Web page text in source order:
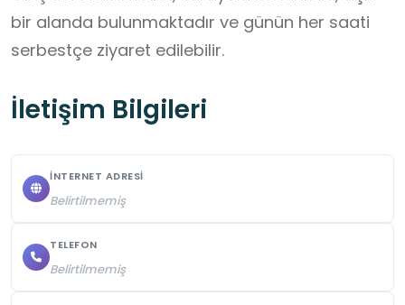
bir alanda bulunmaktadır ve günün her saati
serbestçe ziyaret edilebilir.
İletişim Bilgileri
İNTERNET ADRESI
Belirtilmemiş
TELEFON
Belirtilmemiş